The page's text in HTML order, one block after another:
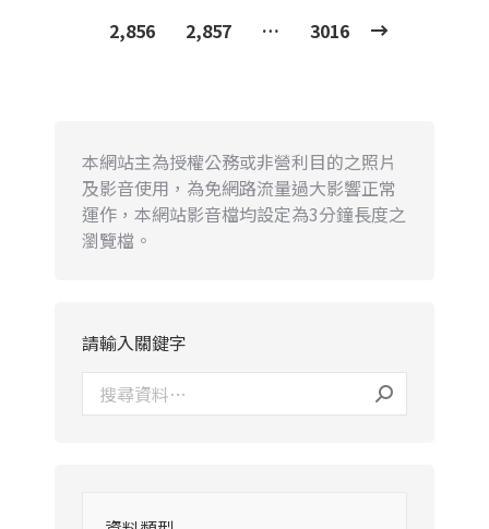
2,856
2,857 … 3016
本網站主為授權公務或非營利目的之照片
及影音使用，為免網路流量過大影響正常
運作，本網站影音檔均設定為3分鐘長度之
瀏覽檔。
請輸入關鍵字